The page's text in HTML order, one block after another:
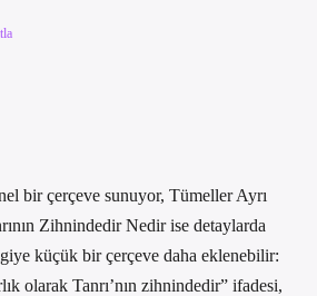
bir çerçeve sunuyor, Tümeller Ayrı
Zihnindedir Nedir ise detaylarda
küçük bir çerçeve daha eklenebilir:
olarak Tanrı’nın zihnindedir” ifadesi,